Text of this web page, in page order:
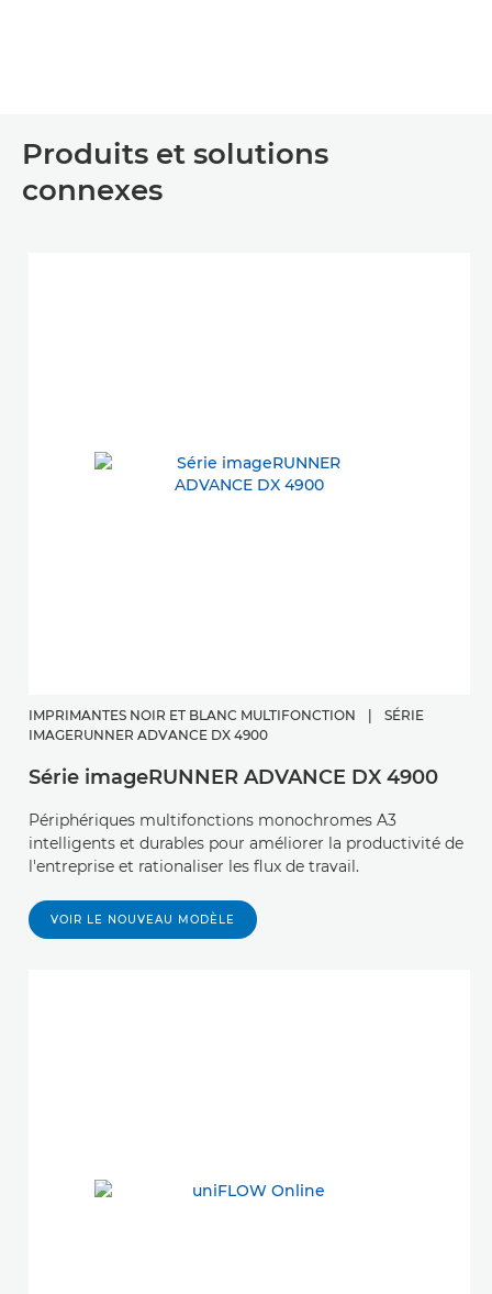
Produits et solutions
connexes
IMPRIMANTES NOIR ET BLANC MULTIFONCTION
SÉRIE
IMAGERUNNER ADVANCE DX 4900
Série imageRUNNER ADVANCE DX 4900
Périphériques multifonctions monochromes A3
intelligents et durables pour améliorer la productivité de
l'entreprise et rationaliser les flux de travail.
VOIR LE NOUVEAU MODÈLE